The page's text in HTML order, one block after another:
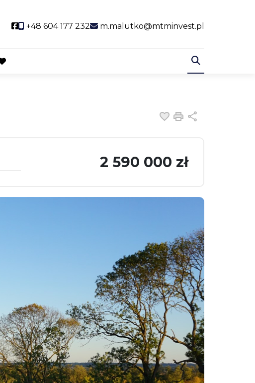
Social link
+48 604 177 232 m.malutko@mtminvest.pl
favorite
Dodaj do
Drukuj
2 590 000 zł